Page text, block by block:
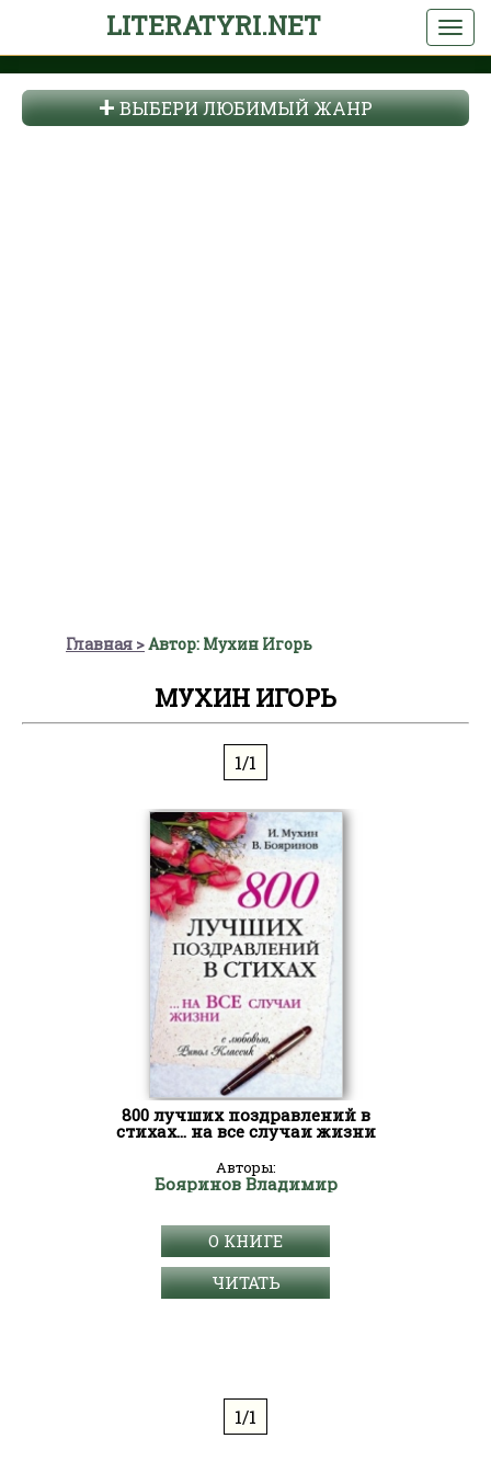
LITERATYRI.NET
ВЫБЕРИ ЛЮБИМЫЙ ЖАНР
Главная Автор: Мухин Игорь
МУХИН ИГОРЬ
1/1
800 лучших поздравлений в
стихах… на все случаи жизни
Авторы:
Бояринов Владимир
О КНИГЕ
ЧИТАТЬ
1/1